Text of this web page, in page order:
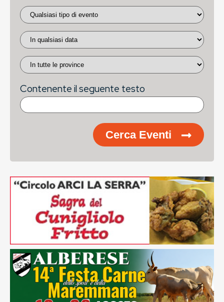
Contenente il seguente testo
Cerca Eventi